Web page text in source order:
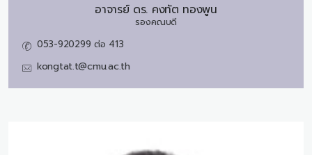
อาจารย์ ดร. คงทัต ทองพูน
รองคณบดี
053-920299 ต่อ 413
kongtat.t@cmu.ac.th